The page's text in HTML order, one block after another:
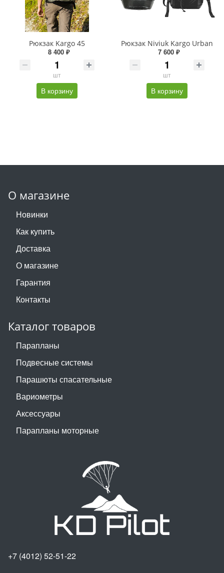
Рюкзак Kargo 45
8 400 ₽
шт
В корзину
Рюкзак Niviuk Kargo Urban
7 600 ₽
шт
В корзину
О магазине
Новинки
Как купить
Доставка
О магазине
Гарантия
Контакты
Каталог товаров
Парапланы
Подвесные системы
Парашюты спасательные
Вариометры
Аксессуары
Парапланы моторные
+7 (4012) 52-51-22